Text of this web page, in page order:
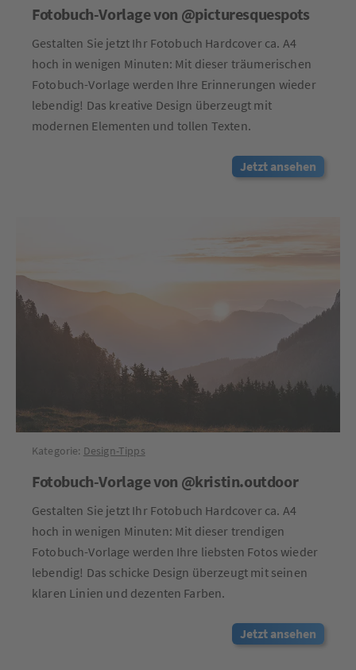
Fotobuch-Vorlage von @picturesquespots
Gestalten Sie jetzt Ihr Fotobuch Hardcover ca. A4
hoch in wenigen Minuten: Mit dieser träumerischen
Fotobuch-Vorlage werden Ihre Erinnerungen wieder
lebendig! Das kreative Design überzeugt mit
modernen Elementen und tollen Texten.
Jetzt ansehen
Kategorie: Design-Tipps
Fotobuch-Vorlage von @kristin.outdoor
Gestalten Sie jetzt Ihr Fotobuch Hardcover ca. A4
hoch in wenigen Minuten: Mit dieser trendigen
Fotobuch-Vorlage werden Ihre liebsten Fotos wieder
lebendig! Das schicke Design überzeugt mit seinen
klaren Linien und dezenten Farben.
Jetzt ansehen